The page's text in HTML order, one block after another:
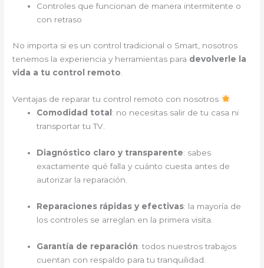
Controles que funcionan de manera intermitente o
con retraso
No importa si es un control tradicional o Smart, nosotros
tenemos la experiencia y herramientas para devolverle la
vida a tu control remoto.
Ventajas de reparar tu control remoto con nosotros
Comodidad total : no necesitas salir de tu casa ni
transportar tu TV.
Diagnóstico claro y transparente: sabes
exactamente qué falla y cuánto cuesta antes de
autorizar la reparación.
Reparaciones rápidas y efectivas: la mayoría de
los controles se arreglan en la primera visita.
Garantía de reparación: todos nuestros trabajos
cuentan con respaldo para tu tranquilidad.